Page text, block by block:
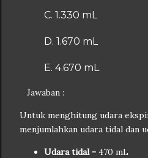
C. 1.330 mL
D. 1.670 mL
E. 4.670 mL
Jawaban :
Untuk menghitung udara
menjumlahkan udara tidal dan
Udara tidal= 470 mL